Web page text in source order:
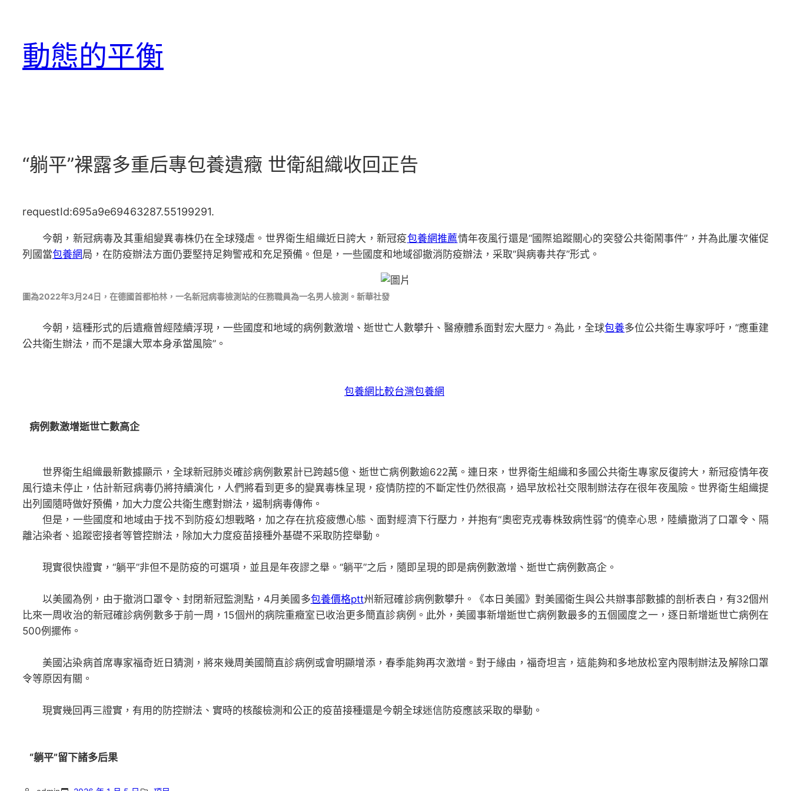
動態的平衡
“躺平”裸露多重后專包養遺癥 世衛組織收回正告
requestId:695a9e69463287.55199291.
今朝，新冠病毒及其重組變異毒株仍在全球殘虐。世界衛生組織近日誇大，新冠疫包養網推薦情年夜風行還是“國際追蹤關心的突發公共衛鬧事件”，并為此屢次催促
列國當包養網局，在防疫辦法方面仍要堅持足夠警戒和充足預備。但是，一些國度和地域卻撤消防疫辦法，采取“與病毒共存”形式。
圖為2022年3月24日，在德國首都柏林，一名新冠病毒檢測站的任務職員為一名男人檢測。新華社發
今朝，這種形式的后遺癥曾經陸續浮現，一些國度和地域的病例數激增、逝世亡人數攀升、醫療體系面對宏大壓力。為此，全球包養多位公共衛生專家呼吁，“應重建
公共衛生辦法，而不是讓大眾本身承當風險”。
包養網比較台灣包養網
病例數激增逝世亡數高企
世界衛生組織最新數據顯示，全球新冠肺炎確診病例數累計已跨越5億、逝世亡病例數逾622萬。連日來，世界衛生組織和多國公共衛生專家反復誇大，新冠疫情年夜
風行遠未停止，估計新冠病毒仍將持續演化，人們將看到更多的變異毒株呈現，疫情防控的不斷定性仍然很高，過早放松社交限制辦法存在很年夜風險。世界衛生組織提
出列國隨時做好預備，加大力度公共衛生應對辦法，遏制病毒傳佈。
但是，一些國度和地域由于找不到防疫幻想戰略，加之存在抗疫疲憊心態、面對經濟下行壓力，并抱有“奧密克戎毒株致病性弱”的僥幸心思，陸續撤消了口罩令、隔
離沾染者、追蹤密接者等管控辦法，除加大力度疫苗接種外基礎不采取防控舉動。
現實很快證實，“躺平”非但不是防疫的可選項，並且是年夜謬之舉。“躺平”之后，隨即呈現的即是病例數激增、逝世亡病例數高企。
以美國為例，由于撤消口罩令、封閉新冠監測點，4月美國多包養價格ptt州新冠確診病例數攀升。《本日美國》對美國衛生與公共辦事部數據的剖析表白，有32個州
比來一周收治的新冠確診病例數多于前一周，15個州的病院重癥室已收治更多簡直診病例。此外，美國事新增逝世亡病例數最多的五個國度之一，逐日新增逝世亡病例在
500例擺佈。
美國沾染病首席專家福奇近日猜測，將來幾周美國簡直診病例或會明顯增添，春季能夠再次激增。對于緣由，福奇坦言，這能夠和多地放松室內限制辦法及解除口罩
令等原因有關。
現實幾回再三證實，有用的防控辦法、實時的核酸檢測和公正的疫苗接種還是今朝全球迷信防疫應該采取的舉動。
“躺平”留下諸多后果